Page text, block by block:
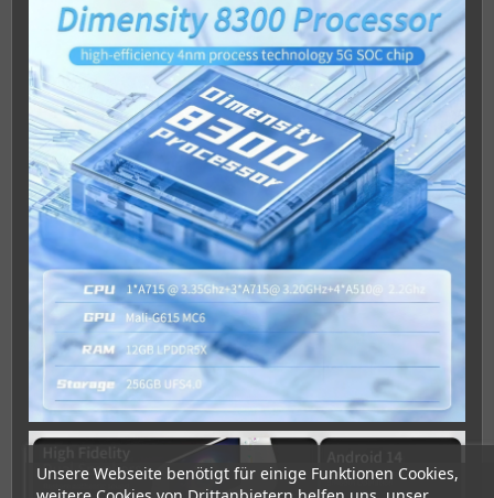
Unsere Webseite benötigt für einige Funktionen Cookies,